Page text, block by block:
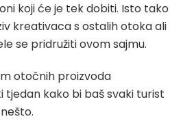
koji će je tek dobiti. Isto tako
kreativaca s ostalih otoka ali
se pridružiti ovom sajmu.
otočnih proizvoda
tjedan kako bi baš svaki turist